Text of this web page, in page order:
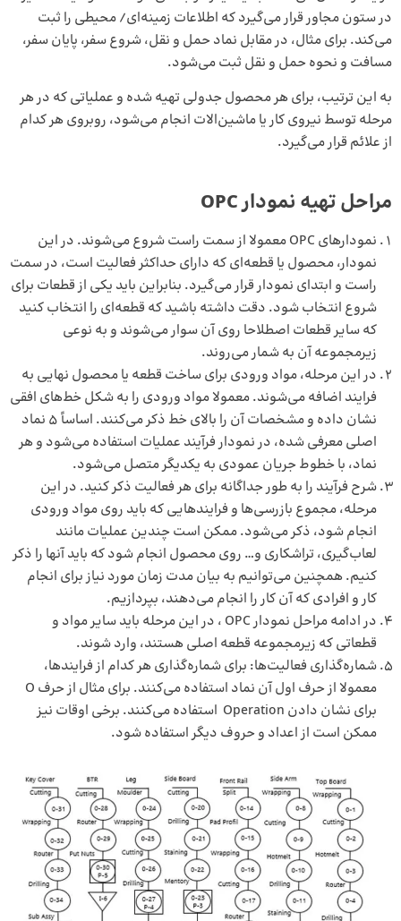
در ستون مجاور قرار می‌گیرد که اطلاعات زمینه‌ای/ محیطی را ثبت
می‌کند. برای مثال، در مقابل نماد حمل و نقل، شروع سفر، پایان سفر،
مسافت و نحوه حمل و نقل ثبت می‌شود.
به این ترتیب، برای هر محصول جدولی تهیه شده و عملیاتی که در هر
مرحله توسط نیروی کار یا ماشین‌الات انجام می‌شود، روبروی هر کدام
از علائم قرار می‌گیرد.
مراحل تهیه نمودار OPC
نمودارهای OPC معمولا از سمت راست شروع می‌شوند. در این
نمودار، محصول یا قطعه‌ای که دارای حداکثر فعالیت است، در سمت
راست و ابتدای نمودار قرار می‌گیرد. بنابراین باید یکی از قطعات برای
شروع انتخاب شود. دقت داشته باشید که قطعه‌ای را انتخاب کنید
که سایر قطعات اصطلاحا روی آن سوار می‌شوند و به نوعی
زیرمجموعه آن به شمار می‌روند.
در این مرحله، مواد ورودی برای ساخت قطعه یا محصول نهایی به
فرایند اضافه می‌شوند. معمولا مواد ورودی را به شکل خط‌های افقی
نشان داده و مشخصات آن را بالای خط ذکر می‌کنند. اساساً 5 نماد
اصلی معرفی شده، در نمودار فرآیند عملیات استفاده می‌شود و هر
نماد، با خطوط جریان عمودی به یکدیگر متصل می‌شود.
شرح فرآیند را به طور جداگانه برای هر فعالیت ذکر کنید. در این
مرحله، مجموع بازرسی‌ها و فرایندهایی که باید روی مواد ورودی
انجام شود، ذکر می‌شود. ممکن است چندین عملیات مانند
لعاب‌گیری، تراشکاری و… روی محصول انجام شود که باید آنها را ذکر
کنیم. همچنین می‌توانیم به بیان مدت زمان مورد نیاز برای انجام
کار و افرادی که آن کار را انجام می‌دهند، بپردازیم.
در ادامه مراحل نمودار OPC ، در این مرحله باید سایر مواد و
قطعاتی که زیرمجموعه قطعه اصلی هستند، وارد شوند.
شماره‌گذاری فعالیت‌ها: برای شماره‌گذاری هر کدام از فرایندها،
معمولا از حرف اول آن نماد استفاده می‌کنند. برای مثال از حرف O
برای نشان دادن Operation استفاده می‌کنند. برخی اوقات نیز
ممکن است از اعداد و حروف دیگر استفاده شود.